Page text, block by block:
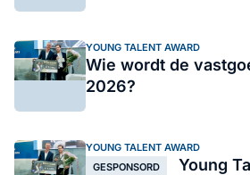
YOUNG TALENT AWARD
Wie wordt de
2026?
YOUNG TALENT AWARD
GESPONSORD
Young